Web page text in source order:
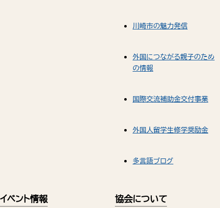
川崎市の魅力発信
外国につながる親子のため
の情報
国際交流補助金交付事業
外国人留学生修学奨励金
多言語ブログ
イベント情報 協会について